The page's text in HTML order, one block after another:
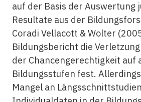
auf der Basis der Auswertung
Resultate aus der
Coradi Vellacott & Wolter
Bildungsbericht die
der Chancengerechtigkeit auf
Bildungsstufen fest.
Mangel an